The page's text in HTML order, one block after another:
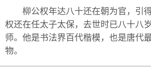
柳公权年达八十还在朝为官，引
权还在任太子太保，去世时已八十八
师。他是书法界百代楷模，也是唐代
物。